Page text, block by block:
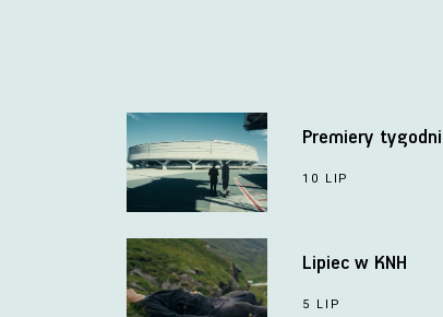
Premiery
10 LIP
Lipiec w KNH
5 LIP